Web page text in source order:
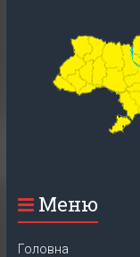
Меню
Головна